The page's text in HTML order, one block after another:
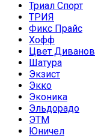
Триал Спорт
ТРИЯ
Фикс Прайс
Хофф
Цвет Диванов
Шатура
Экзист
Экко
Эконика
Эльдорадо
ЭТМ
Юничел